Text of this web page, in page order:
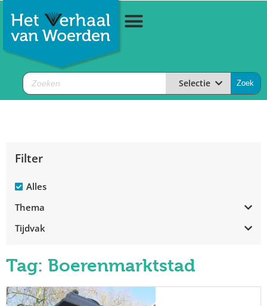
Selectie
Filter
Alles
Thema
Tijdvak
Tag: Boerenmarktstad